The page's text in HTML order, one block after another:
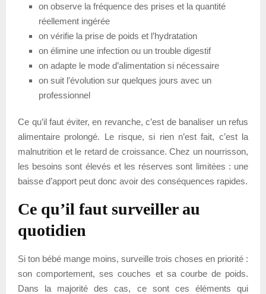
on observe la fréquence des prises et la quantité
réellement ingérée
on vérifie la prise de poids et l’hydratation
on élimine une infection ou un trouble digestif
on adapte le mode d’alimentation si nécessaire
on suit l’évolution sur quelques jours avec un
professionnel
Ce qu’il faut éviter, en revanche, c’est de banaliser un refus
alimentaire prolongé. Le risque, si rien n’est fait, c’est la
malnutrition et le retard de croissance. Chez un nourrisson,
les besoins sont élevés et les réserves sont limitées : une
baisse d’apport peut donc avoir des conséquences rapides.
Ce qu’il faut surveiller au
quotidien
Si ton bébé mange moins, surveille trois choses en priorité :
son comportement, ses couches et sa courbe de poids.
Dans la majorité des cas, ce sont ces éléments qui